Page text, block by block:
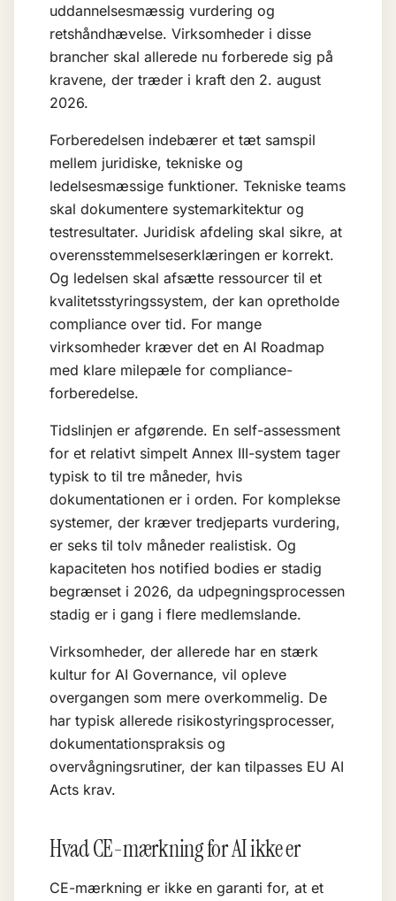
uddannelsesmæssig vurdering og
retshåndhævelse. Virksomheder i disse
brancher skal allerede nu forberede sig på
kravene, der træder i kraft den 2. august
2026.
Forberedelsen indebærer et tæt samspil
mellem juridiske, tekniske og
ledelsesmæssige funktioner. Tekniske teams
skal dokumentere systemarkitektur og
testresultater. Juridisk afdeling skal sikre, at
overensstemmelseserklæringen er korrekt.
Og ledelsen skal afsætte ressourcer til et
kvalitetsstyringssystem, der kan opretholde
compliance over tid. For mange
virksomheder kræver det en AI Roadmap
med klare milepæle for compliance-
forberedelse.
Tidslinjen er afgørende. En self-assessment
for et relativt simpelt Annex III-system tager
typisk to til tre måneder, hvis
dokumentationen er i orden. For komplekse
systemer, der kræver tredjeparts vurdering,
er seks til tolv måneder realistisk. Og
kapaciteten hos notified bodies er stadig
begrænset i 2026, da udpegningsprocessen
stadig er i gang i flere medlemslande.
Virksomheder, der allerede har en stærk
kultur for AI Governance, vil opleve
overgangen som mere overkommelig. De
har typisk allerede risikostyringsprocesser,
dokumentationspraksis og
overvågningsrutiner, der kan tilpasses EU AI
Acts krav.
Hvad CE-mærkning for AI ikke er
CE-mærkning er ikke en garanti for, at et